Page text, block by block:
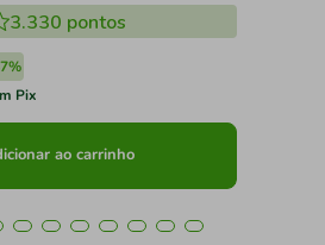
3.330 pontos
Pix
ao carrinho